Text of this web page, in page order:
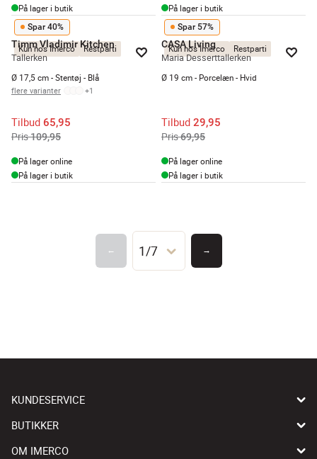
På lager i butik
På lager i butik
Kun hos Imerco Restparti
Spar 40%
Timm Vladimir Kitchen
Tallerken
Ø 17,5 cm - Stentøj - Blå
flere varianter +1
Tilbud 65,95
Pris109,95
På lager online
På lager i butik
Kun hos Imerco Restparti
Spar 57%
CASA Living
Maria Desserttallerken
Ø 19 cm - Porcelæn - Hvid
Tilbud 29,95
Pris69,95
På lager online
På lager i butik
← 1/7 →
KUNDESERVICE
BUTIKKER
OM IMERCO